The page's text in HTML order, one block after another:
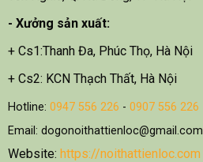
- Xưởng sản xuất:
+ Cs1:Thanh Đa, Phúc Thọ, Hà Nội
+ Cs2: KCN Thạch Thất, Hà Nội
Hotline: 0947 556 226 - 0907 556 226
Email: dogonoithattienloc@gmail.com
Website: https://noithattienloc.com